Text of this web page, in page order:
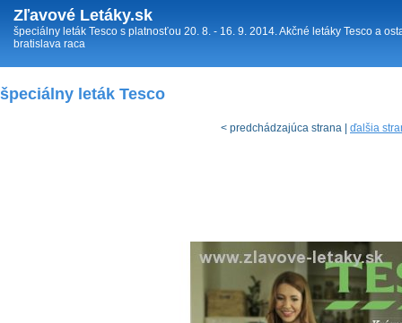
Zľavové Letáky.sk
špeciálny leták Tesco s platnosťou 20. 8. - 16. 9. 2014. Akčné letáky Tesco a
bratislava raca
špeciálny leták Tesco
< predchádzajúca strana | ďalšia